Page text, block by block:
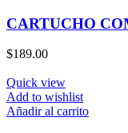
CARTUCHO
$189.00
Quick view
Add to wishlist
Añadir al carrito